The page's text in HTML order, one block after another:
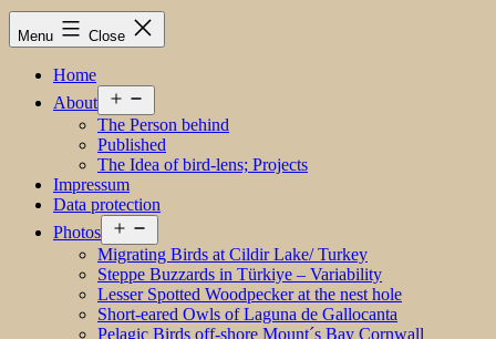
Menu Close
Home
About
menu
The Person behind
Published
The Idea of bird-lens; Projects
Impressum
Data protection
Photos
menu
Migrating Birds at Cildir Lake/ Turkey
Steppe Buzzards in Türkiye – Variability
Lesser Spotted Woodpecker at the nest hole
Short-eared Owls of Laguna de Gallocanta
Pelagic Birds off-shore Mount´s Bay Cornwall